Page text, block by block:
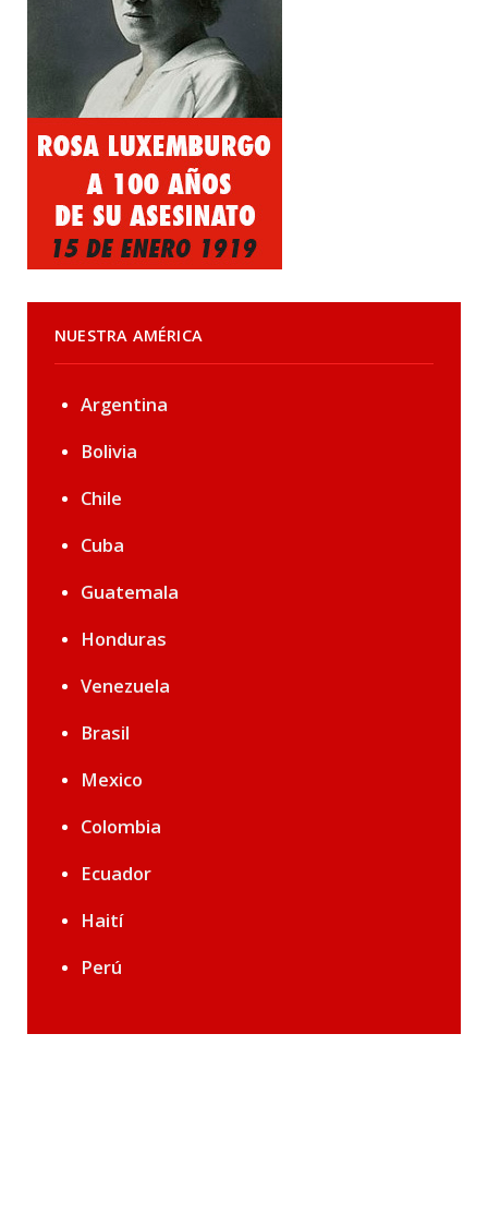
NUESTRA AMÉRICA
Argentina
Bolivia
Chile
Cuba
Guatemala
Honduras
Venezuela
Brasil
Mexico
Colombia
Ecuador
Haití
Perú